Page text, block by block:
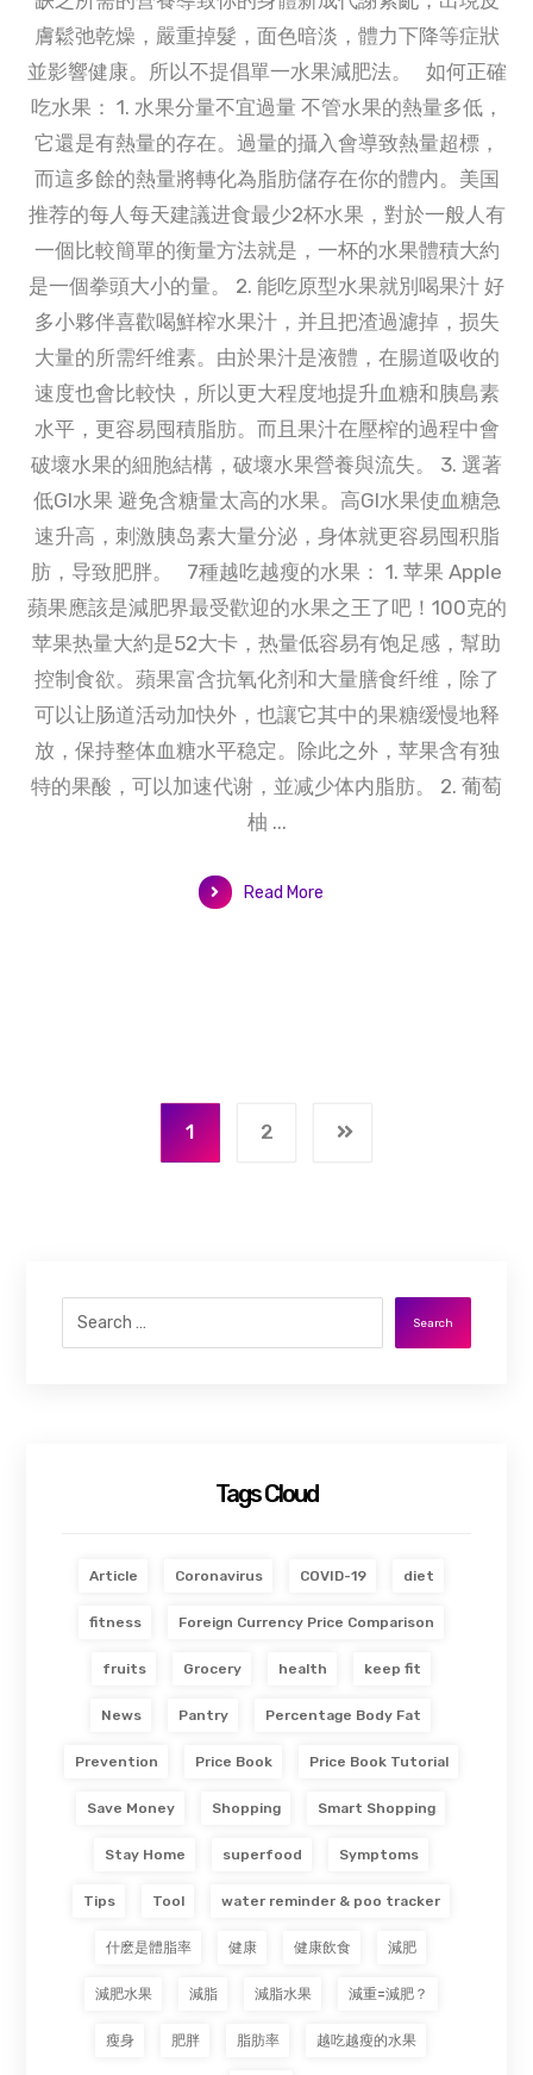
膚鬆弛乾燥，嚴重掉髮，面色暗淡，體力下降等症狀
並影響健康。所以不提倡單一水果減肥法。 如何正確
吃水果： 1. 水果分量不宜過量 不管水果的熱量多低，
它還是有熱量的存在。過量的攝入會導致熱量超標，
而這多餘的熱量將轉化為脂肪儲存在你的體内。美国
推荐的每人每天建議进食最少2杯水果，對於一般人有
一個比較簡單的衡量方法就是，一杯的水果體積大約
是一個拳頭大小的量。 2. 能吃原型水果就別喝果汁 好
多小夥伴喜歡喝鮮榨水果汁，并且把渣過濾掉，损失
大量的所需纤维素。由於果汁是液體，在腸道吸收的
速度也會比較快，所以更大程度地提升血糖和胰島素
水平，更容易囤積脂肪。而且果汁在壓榨的過程中會
破壞水果的細胞結構，破壞水果營養與流失。 3. 選著
低GI水果 避免含糖量太高的水果。高GI水果使血糖急
速升高，刺激胰岛素大量分泌，身体就更容易囤积脂
肪，导致肥胖。 7種越吃越瘦的水果： 1. 苹果 Apple
蘋果應該是減肥界最受歡迎的水果之王了吧！100克的
苹果热量大約是52大卡，热量低容易有饱足感，幫助
控制食欲。蘋果富含抗氧化剂和大量膳食纤维，除了
可以让肠道活动加快外，也讓它其中的果糖缓慢地释
放，保持整体血糖水平稳定。除此之外，苹果含有独
特的果酸，可以加速代谢，並减少体内脂肪。 2. 葡萄
柚 ...
Read More
1 2
Search
Tags Cloud
Article Coronavirus COVID-19 diet
fitness Foreign Currency Price Comparison
fruits Grocery health keep fit
News Pantry Percentage Body Fat
Prevention Price Book Price Book Tutorial
Save Money Shopping Smart Shopping
Stay Home superfood Symptoms
Tips Tool water reminder & poo tracker
什麽是體脂率 健康 健康飲食 減肥
減肥水果 減脂 減脂水果 減重=減肥？
瘦身 肥胖 脂肪率 越吃越瘦的水果